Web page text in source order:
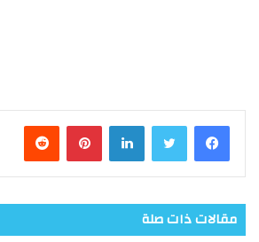
فيسبوك تويتر لينكدإن بينتيريست
مقالات ذات صلة